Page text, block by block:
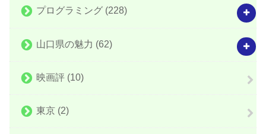
プログラミング (228)
山口県の魅力 (62)
映画評 (10)
東京 (2)